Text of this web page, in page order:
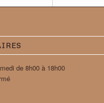
de 8h00 à 18h00